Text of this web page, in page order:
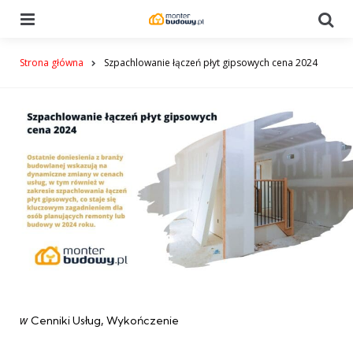
Strona główna Szpachlowanie łączeń płyt gipsowych cena 2024
Categories
post
w Cenniki Usług Wykończenie